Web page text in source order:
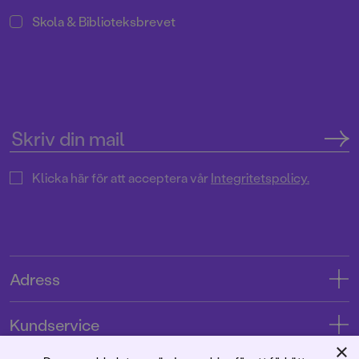
Skola & Biblioteksbrevet
Klicka här för att acceptera vårIntegritetspolicy.
Adress
Kundservice
Kontakta oss ×